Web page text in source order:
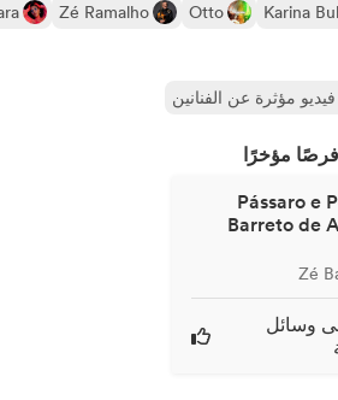
Karina
Otto
Zé Ramalho
مؤثرة عن الفنانين
فرصًا مؤخرًا
Pássaro e
Barreto de
Zé
وسائل